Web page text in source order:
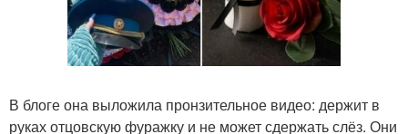
В блоге она выложила пронзительное видео: держит в
руках отцовскую фуражку и не может сдержать слёз. Они